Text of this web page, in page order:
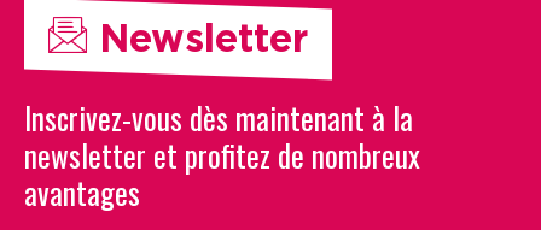
Newsletter
Inscrivez-vous dès maintenant à la
newsletter et profitez de nombreux
avantages